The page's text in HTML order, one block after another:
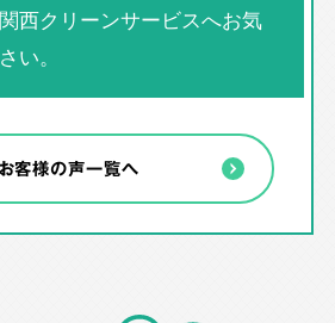
西クリーンサービスへお気
い。
客様の声一覧へ